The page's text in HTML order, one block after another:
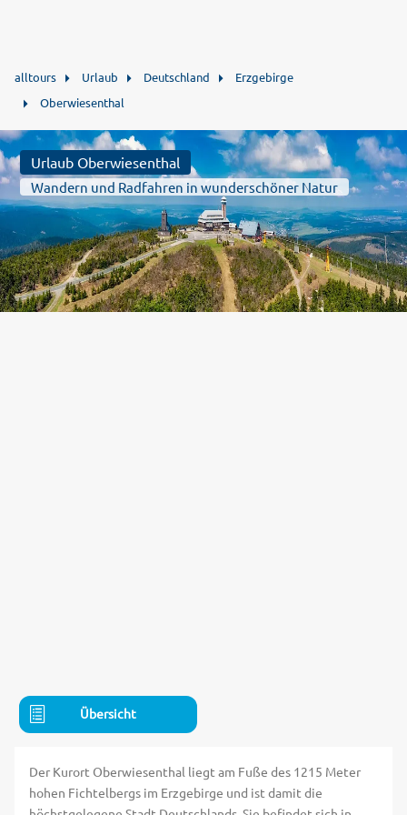
alltours Urlaub Deutschland
Erzgebirge
Oberwiesenthal
Urlaub Oberwiesenthal
Wandern und Radfahren in wunderschöner Natur
Übersicht
Der Kurort Oberwiesenthal liegt am Fuße des 1215 Meter
hohen Fichtelbergs im Erzgebirge und ist damit die